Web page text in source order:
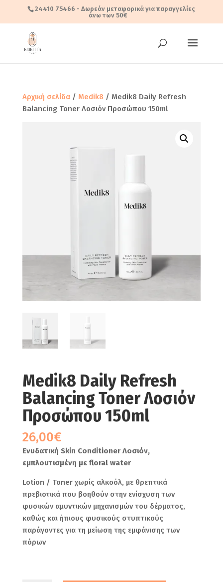
24410 75466 - Δωρεάν μεταφορικά για παραγγελίες
άνω των 50€
Αρχική σελίδα/ Medik8 / Medik8 Daily Refresh
Balancing Toner Λοσιόν Προσώπου 150ml
Medik8 Daily Refresh
Balancing Toner Λοσιόν
Προσώπου 150ml
26,00€
Ενυδατική Skin Conditioner Λοσιόν,
εμπλουτισμένη με floral water
Lotion / Toner χωρίς αλκοόλ, με θρεπτικά
πρεβιοτικά που βοηθούν στην ενίσχυση των
φυσικών αμυντικών μηχανισμών του δέρματος,
καθώς και ήπιους φυσικούς στυπτικούς
παράγοντες για τη μείωση της εμφάνισης των
πόρων